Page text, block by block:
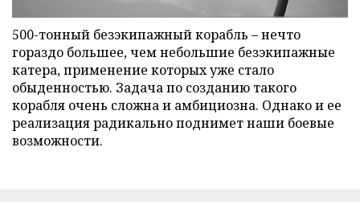
500-тонный безэкипажный корабль – нечто
гораздо большее, чем небольшие безэкипажные
катера, применение которых уже стало
обыденностью. Задача по созданию такого
корабля очень сложна и амбициозна. Однако и ее
реализация радикально поднимет наши боевые
возможности.